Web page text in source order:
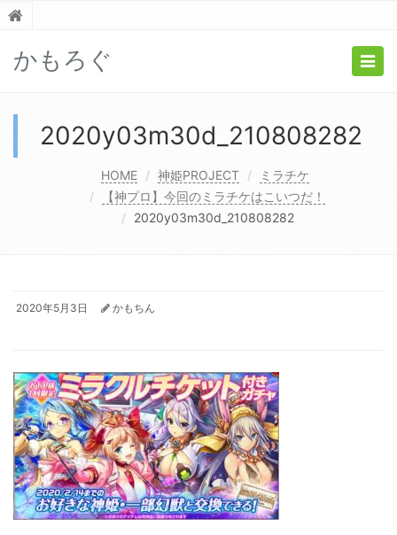
かもろぐ
2020y03m30d_210808282
HOME 神姫PROJECT
ミラチケ
【神プロ】今回のミラチケはこいつだ！
2020y03m30d_210808282
2020年5月3日 かもちん